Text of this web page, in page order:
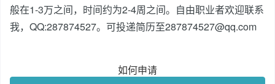
般在1-3万之间，时间约为2-4周之间。自由职业者欢迎联系
我，QQ:287874527。可投递简历至287874527@qq.com
如何申请